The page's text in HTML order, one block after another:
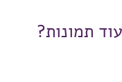
תמונות?